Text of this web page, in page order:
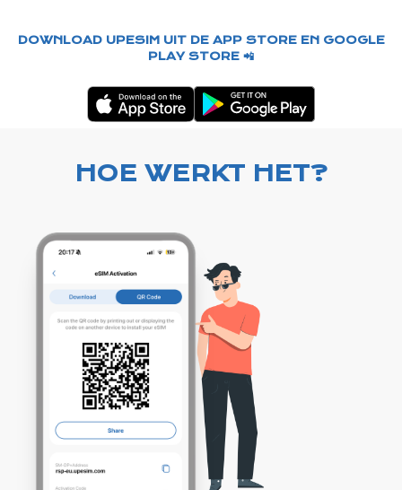
DOWNLOAD UPESIM UIT DE APP STORE EN GOOGLE
PLAY STORE 📲
HOE WERKT HET?